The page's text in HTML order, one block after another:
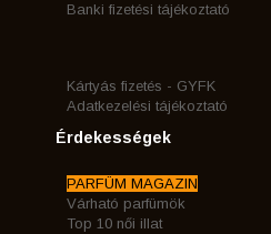
Banki fizetési tájékoztató
Kártyás fizetés - GYFK
Adatkezelési tájékoztató
Érdekességek
PARFÜM MAGAZIN
Várható parfümök
Top 10 női illat